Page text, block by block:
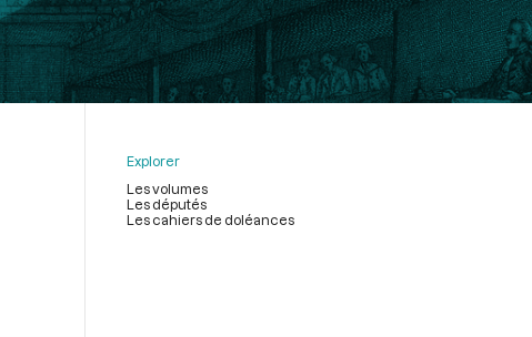
Explorer
Les volumes
Les députés
Les cahiers de doléances